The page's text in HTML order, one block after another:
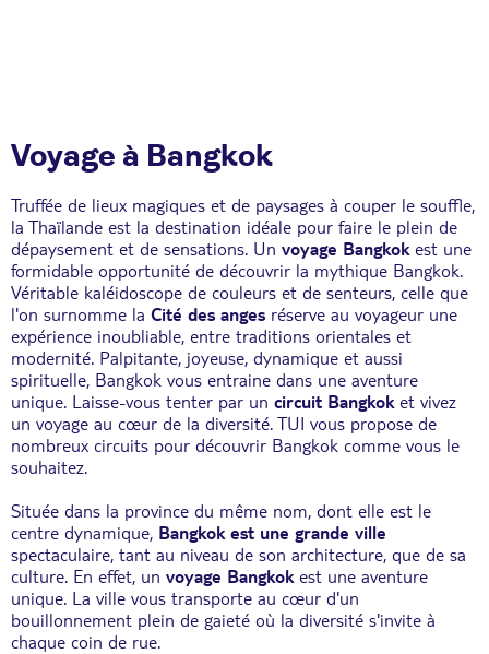
Voyage à Bangkok
Truffée de lieux magiques et de paysages à couper le souffle,
la Thaïlande est la destination idéale pour faire le plein de
dépaysement et de sensations. Un voyage Bangkok est une
formidable opportunité de découvrir la mythique Bangkok.
Véritable kaléidoscope de couleurs et de senteurs, celle que
l'on surnomme la Cité des anges réserve au voyageur une
expérience inoubliable, entre traditions orientales et
modernité. Palpitante, joyeuse, dynamique et aussi
spirituelle, Bangkok vous entraine dans une aventure
unique. Laisse-vous tenter par un circuit Bangkok et vivez
un voyage au cœur de la diversité. TUI vous propose de
nombreux circuits pour découvrir Bangkok comme vous le
souhaitez.
Située dans la province du même nom, dont elle est le
centre dynamique, Bangkok est une grande ville
spectaculaire, tant au niveau de son architecture, que de sa
culture. En effet, un voyage Bangkok est une aventure
unique. La ville vous transporte au cœur d'un
bouillonnement plein de gaieté où la diversité s'invite à
chaque coin de rue.